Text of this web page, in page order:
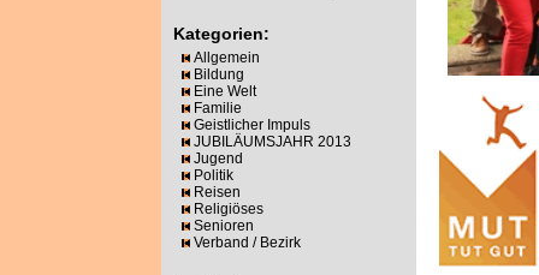
Kategorien:
Allgemein
Bildung
Eine Welt
Familie
Geistlicher Impuls
JUBILÄUMSJAHR 2013
Jugend
Politik
Reisen
Religiöses
Senioren
Verband / Bezirk